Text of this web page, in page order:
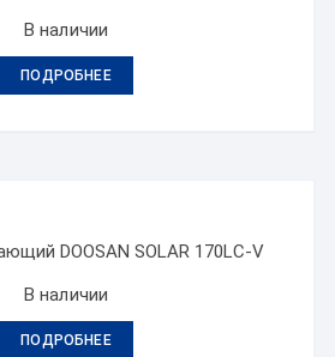
В наличии
ПОДРОБНЕЕ
DOOSAN SOLAR 170LC-V
В наличии
ПОДРОБНЕЕ